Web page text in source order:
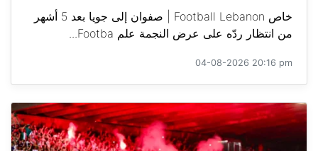
خاص Football Lebanon | صفوان إلى جويا بعد 5 أشهر
من انتظار ردّه على عرض النجمة علم Footba...
04-08-2026 20:16 pm